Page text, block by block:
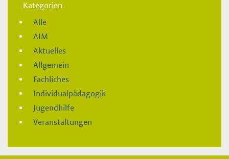
Kategorien
Alle
AIM
Aktuelles
Allgemein
Fachliches
Individualpädagogik
Jugendhilfe
Veranstaltungen